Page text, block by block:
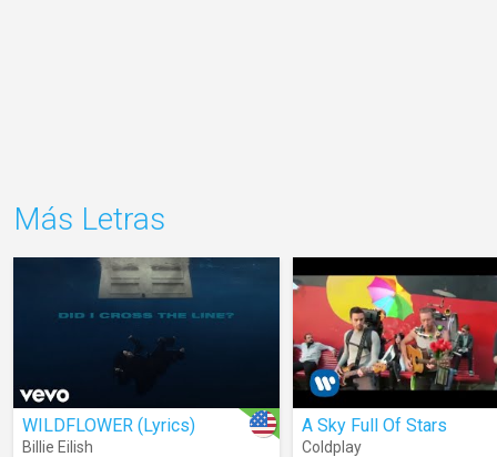
Más Letras
WILDFLOWER (Lyrics)
Billie Eilish
A Sky Full Of Stars
Coldplay